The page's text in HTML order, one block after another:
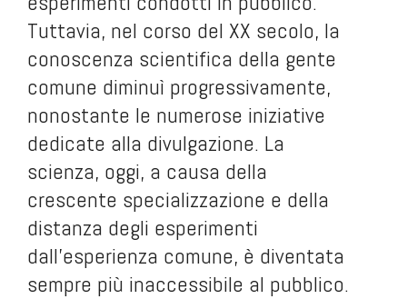
Tuttavia, nel corso del XX secolo, la
conoscenza scientifica della gente
comune diminuì progressivamente,
nonostante le numerose iniziative
dedicate alla divulgazione. La
scienza, oggi, a causa della
crescente specializzazione e della
distanza degli esperimenti
dall’esperienza comune, è diventata
sempre più inaccessibile al pubblico.